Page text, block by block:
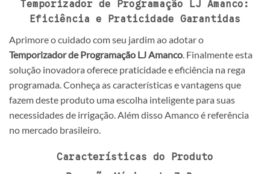
Temporizador de Programação LJ Amanco:
Eficiência e Praticidade Garantidas
Aprimore o cuidado com seu jardim ao adotar o
Temporizador de Programação LJ Amanco. Finalmente esta
solução inovadora oferece praticidade e eficiência na rega
programada. Conheça as características e vantagens que
fazem deste produto uma escolha inteligente para suas
necessidades de irrigação. Além disso Amanco é referência
no mercado brasileiro.
Características do Produto